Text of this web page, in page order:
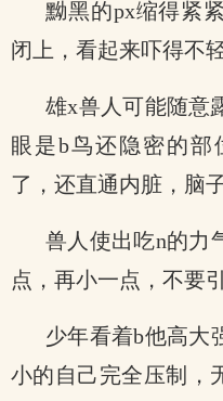
黝黑的px缩得紧
闭上，看起来吓得不轻
雄x兽人可能随意
眼是b鸟还隐密的部
了，还直通内脏，脑
兽人使出吃n的力
点，再小一点，不要
少年看着b他高大
小的自己完全压制，